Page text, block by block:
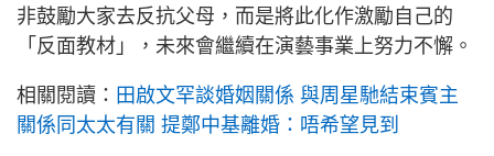
非鼓勵大家去反抗父母，而是將此化作激勵自己的
「反面教材」，未來會繼續在演藝事業上努力不懈。
相關閱讀： 田啟文罕談婚姻關係 與周星馳結束賓主
關係同太太有關 提鄭中基離婚：唔希望見到